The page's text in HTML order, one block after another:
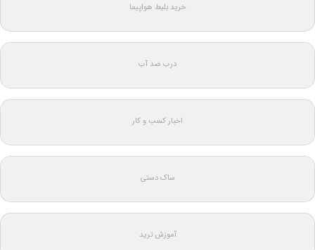
خرید بلیط هواپیما
درب ضد آب
اخبار کسب و کار
ساک دستی
آموزش ترید